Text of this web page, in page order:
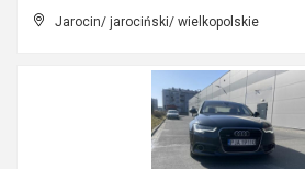
Jarocin/ jarociński/ wielkopolskie